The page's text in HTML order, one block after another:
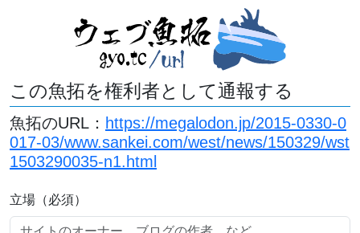
この魚拓を権利者として通報する
魚拓のURL： https://megalodon.jp/2015-0330-0
017-03/www.sankei.com/west/news/150329/wst
1503290035-n1.html
立場（必須）